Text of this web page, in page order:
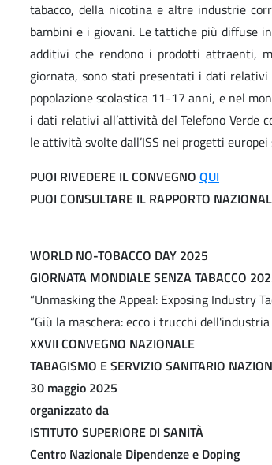
tabacco, della nicotina e altre industrie
bambini e i giovani. Le tattiche più diffuse
additivi che rendono i prodotti attraenti,
giornata, sono stati presentati i dati
popolazione scolastica 11-17 anni, e nel
i dati relativi all’attività del Telefono Verde
le attività svolte dall’ISS nei progetti
PUOI RIVEDERE IL CONVEGNO QUI
PUOI CONSULTARE IL RAPPORTO
WORLD NO-TOBACCO DAY 2025
GIORNATA MONDIALE SENZA TABACCO
“Unmasking the Appeal: Exposing Industry
“Giù la maschera: ecco i trucchi
XXVII CONVEGNO NAZIONALE
TABAGISMO E SERVIZIO SANITARIO
30 maggio 2025
organizzato da
ISTITUTO SUPERIORE DI SANITÀ
Centro Nazionale Dipendenze e Doping